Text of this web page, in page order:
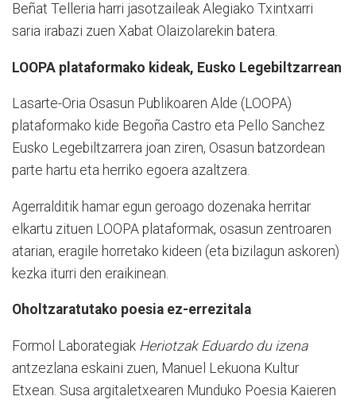
Beñat Telleria harri jasotzaileak Alegiako Txintxarri
saria irabazi zuen Xabat Olaizolarekin batera.
LOOPA plataformako kideak, Eusko Legebiltzarrean
Lasarte-Oria Osasun Publikoaren Alde (LOOPA)
plataformako kide Begoña Castro eta Pello Sanchez
Eusko Legebiltzarrera joan ziren, Osasun batzordean
parte hartu eta herriko egoera azaltzera.
Agerralditik hamar egun geroago dozenaka herritar
elkartu zituen LOOPA plataformak, osasun zentroaren
atarian, eragile horretako kideen (eta bizilagun askoren)
kezka iturri den eraikinean.
Oholtzaratutako poesia ez-errezitala
Formol Laborategiak Heriotzak Eduardo du izena
antzezlana eskaini zuen, Manuel Lekuona Kultur
Etxean. Susa argitaletxearen Munduko Poesia Kaieren